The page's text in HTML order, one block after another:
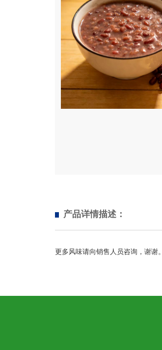
产品详情描述：
更多风味请向销售人员咨询，谢谢。